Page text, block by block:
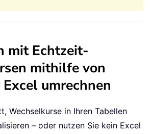
mit Echtzeit-
mithilfe von
umrechnen
Wechselkurse in Ihren Tabellen
– oder nutzen Sie kein Excel